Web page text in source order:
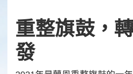
重整旗鼓，
發